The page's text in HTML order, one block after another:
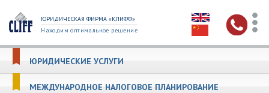
ЮРИДИЧЕСКАЯ ФИРМА «КЛИФФ»
Находим оптимальное решение
ЮРИДИЧЕСКИЕ УСЛУГИ
МЕЖДУНАРОДНОЕ НАЛОГОВОЕ ПЛАНИРОВАНИЕ